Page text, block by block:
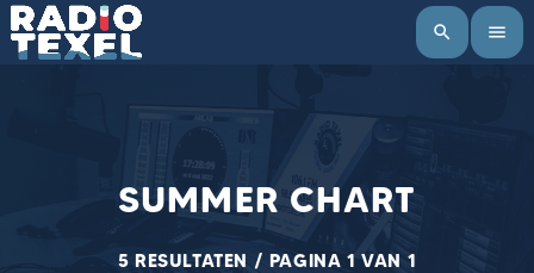
search menu
SUMMER CHART
5 RESULTATEN / PAGINA 1 VAN 1